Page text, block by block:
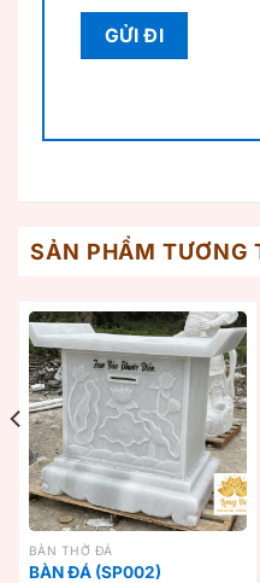
SẢN PHẨM TƯƠNG
BÀN THỜ ĐÁ
BÀN ĐÁ (SP002)